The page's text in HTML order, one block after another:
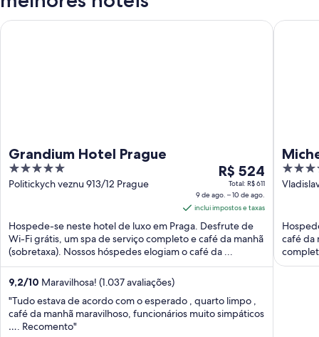
Grandium Hotel Prague
5
out
Politickych veznu 913/12 Prague
O
preço
é
de
R$ 524
por
diária
estadia
de
R$ 524
Total: R$ 611
9 de ago. – 10 de ago.
inclui impostos e taxas
Hospede-se neste hotel de luxo em Praga. Desfrute de
Wi-Fi grátis, um spa de serviço completo e café da manhã
(sobretaxa). Nossos hóspedes elogiam o café da ...
9,2/10 Maravilhosa! (1.037 avaliações)
"Tudo estava de acordo com o esperado , quarto limpo ,
café da manhã maravilhoso, funcionários muito simpáticos
…. Recomento"
Grandium Hotel Prague
5
out
café da